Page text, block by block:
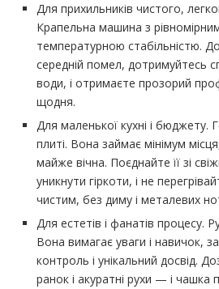
Для прихильників чистого,
Крапельна машина з
температурною стабільністю.
середній помел, дотримуйтесь
води, і отримаєте прозорий
щодня.
Для маленької кухні і бюджету.
плиті. Вона займає мінімум
майже вічна. Поєднайте її зі
уникнути гіркоти, і не
чистим, без диму і металевих
Для естетів і фанатів процесу.
Вона вимагає уваги і навичок,
контроль і унікальний досвід.
ранок і акуратні рухи — і чашка